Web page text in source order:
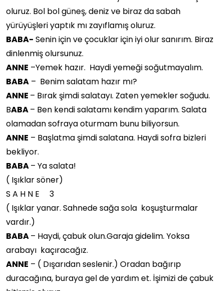
oluruz. Bol bol güneş, deniz ve biraz da sabah
yürüyüşleri yaptık mı zayıflamış oluruz.
BABA- Senin için ve çocuklar için iyi olur sanırım. Biraz
dinlenmiş olursunuz.
ANNE –Yemek hazır. Haydi yemeği soğutmayalım.
BABA – Benim salatam hazır mı?
ANNE – Bırak şimdi salatayı. Zaten yemekler soğudu.
BABA– Ben kendi salatamı kendim yaparım. Salata
olamadan sofraya oturmam bunu biliyorsun.
ANNE – Başlatma şimdi salatana. Haydi sofra bizleri
bekliyor.
BABA– Ya salata!
( Işıklar söner)
S A H N E 3
( Işıklar yanar. Sahnede sağa sola koşuşturmalar
vardır.)
BABA– Haydi, çabuk olun.Garaja gidelim. Yoksa
arabayı kaçıracağız.
ANNE – ( Dışarıdan seslenir.) Oradan bağırıp
duracağına, buraya gel de yardım et. İşimizi de çabuk